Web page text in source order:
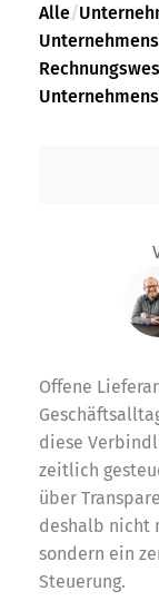
Alle/
Offene
diese
zeitlich
über
deshalb nicht
sondern ein
Steuerung.